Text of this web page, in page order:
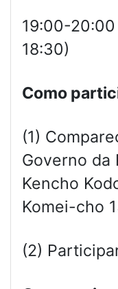
19:00-
18:30)
Como
(1)
Governo da
Kencho
Komei-cho
(2)